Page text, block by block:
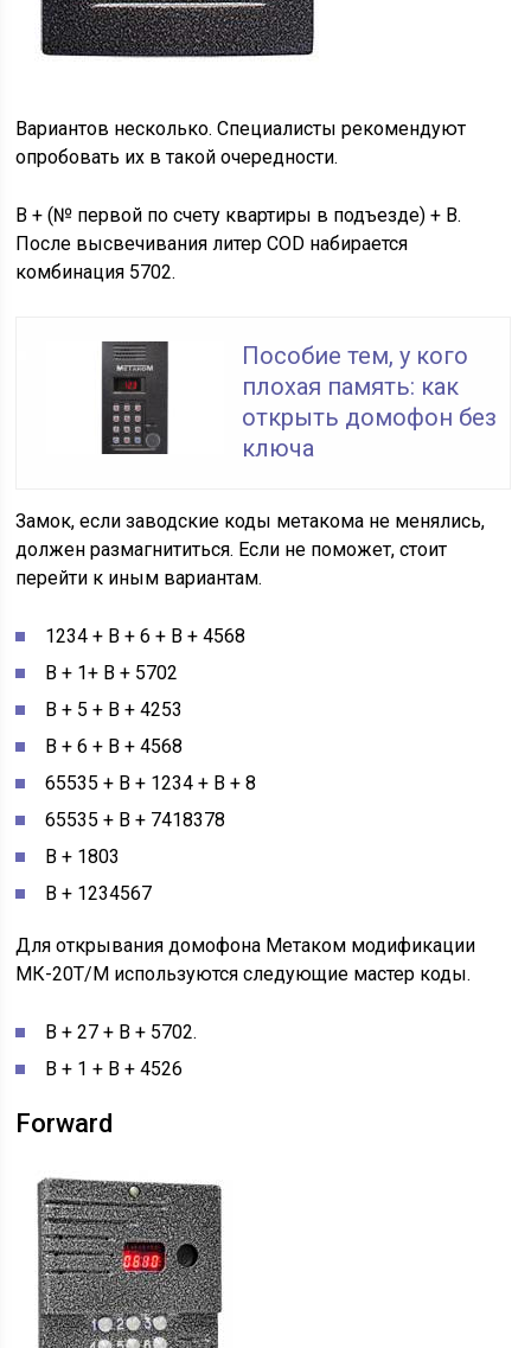
Вариантов несколько. Специалисты рекомендуют
опробовать их в такой очередности.
В + (№ первой по счету квартиры в подъезде) + В.
После высвечивания литер COD набирается
комбинация 5702.
Пособие тем, у кого
плохая память: как
открыть домофон без
ключа
Замок, если заводские коды метакома не менялись,
должен размагнититься. Если не поможет, стоит
перейти к иным вариантам.
1234 + В + 6 + В + 4568
В + 1+ В + 5702
В + 5 + В + 4253
В + 6 + В + 4568
65535 + В + 1234 + В + 8
65535 + В + 7418378
В + 1803
В + 1234567
Для открывания домофона Метаком модификации
МК-20Т/М используются следующие мастер коды.
В + 27 + В + 5702.
В + 1 + В + 4526
Forward